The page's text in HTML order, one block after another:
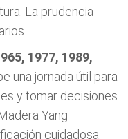
La prudencia
1977, 1989,
una jornada útil para
y tomar decisiones
Yang
cuidadosa.